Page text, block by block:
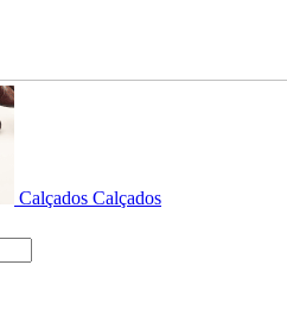
Calçados Calçados